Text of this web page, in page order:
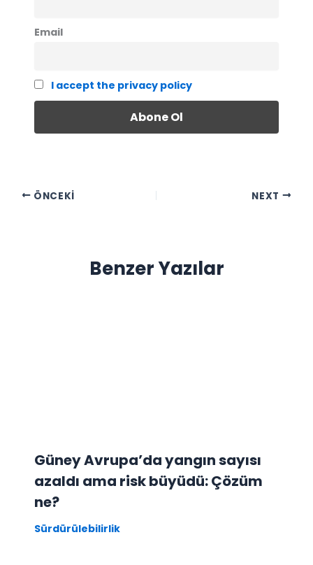
Email
I accept the privacy policy
ÖNCEKI NEXT
Benzer Yazılar
Güney Avrupa’da yangın sayısı
azaldı ama risk büyüdü: Çözüm
ne?
Sürdürülebilirlik